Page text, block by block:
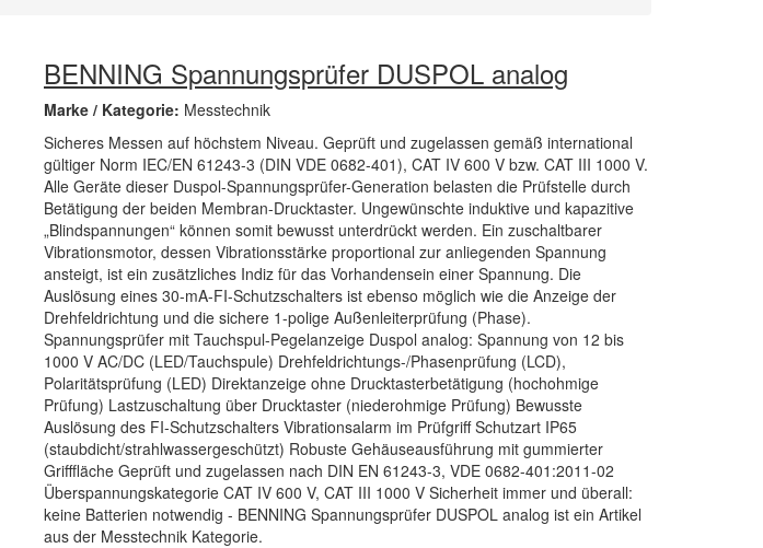
BENNING Spannungsprüfer DUSPOL analog
Marke / Kategorie: Messtechnik
Sicheres Messen auf höchstem Niveau. Geprüft und zugelassen gemäß international
gültiger Norm IEC/EN 61243-3 (DIN VDE 0682-401), CAT IV 600 V bzw. CAT III 1000 V.
Alle Geräte dieser Duspol-Spannungs­prüfer-Generation belasten die Prüfstelle durch
Betätigung der beiden Membran-Drucktaster. Ungewünschte induktive und kapazitive
„Blindspannungen“ können somit bewusst unterdrückt werden. Ein zuschaltbarer
Vibrationsmotor, dessen Vibrationsstärke proportional zur anliegenden Spannung
ansteigt, ist ein zusätzliches Indiz für das Vorhandensein einer Spannung. Die
Auslösung eines 30-mA-FI-Schutzschalters ist ebenso möglich wie die Anzeige der
Drehfeldrichtung und die sichere 1-polige Außenleiterprüfung (Phase).
Spannungsprüfer mit Tauchspul-Pegelanzeige Duspol analog: Spannung von 12 bis
1000 V AC/DC (LED/Tauchspule) Drehfeldrichtungs-/Phasenprüfung (LCD),
Polaritätsprüfung (LED) Direktanzeige ohne Drucktasterbetätigung (hochohmige
Prüfung) Lastzuschaltung über Drucktaster (niederohmige Prüfung) Bewusste
Auslösung des FI-Schutzschalters Vibrationsalarm im Prüfgriff Schutzart IP65
(staubdicht/strahlwassergeschützt) Robuste Gehäuseausführung mit gummierter
Grifffläche Geprüft und zugelassen nach DIN EN 61243-3, VDE 0682-401:2011-02
Überspannungskategorie CAT IV 600 V, CAT III 1000 V Sicherheit immer und überall:
keine Batterien notwendig - BENNING Spannungsprüfer DUSPOL analog ist ein Artikel
aus der Messtechnik Kategorie.